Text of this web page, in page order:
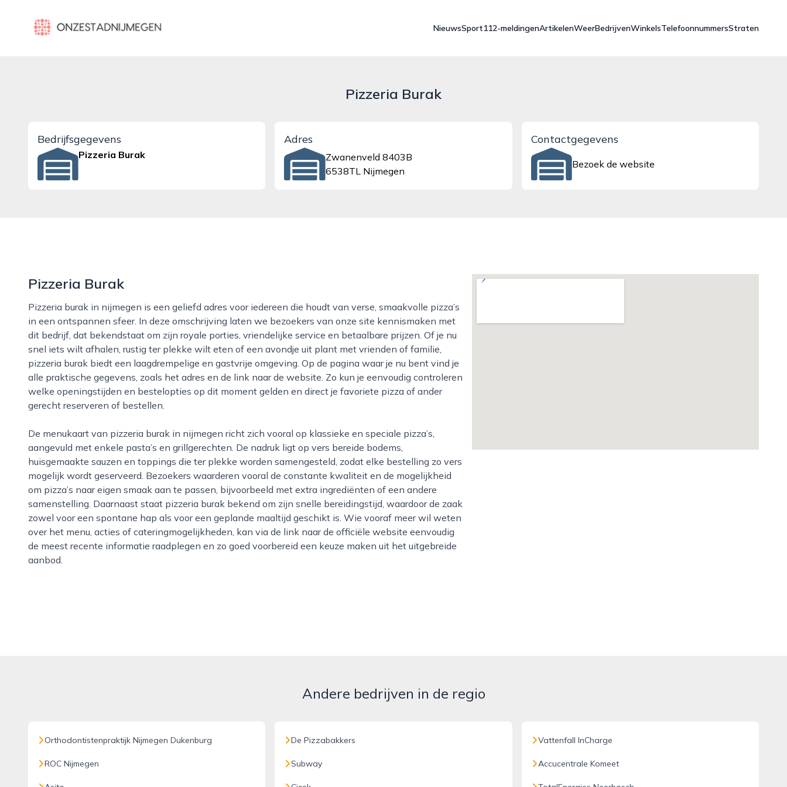
onzestadnijmegen.nl
NieuwsSport112-meldingenArtikelenWeerBedrijvenWinkelsTelefoonnummersStraten
Pizzeria Burak
Bedrijfsgegevens
Pizzeria Burak
Adres
Zwanenveld 8403B
6538TL Nijmegen
Contactgegevens
Bezoek de website
Pizzeria Burak
Pizzeria burak in nijmegen is een geliefd adres voor iedereen die houdt van verse, smaakvolle pizza’s
in een ontspannen sfeer. In deze omschrijving laten we bezoekers van onze site kennismaken met
dit bedrijf, dat bekendstaat om zijn royale porties, vriendelijke service en betaalbare prijzen. Of je nu
snel iets wilt afhalen, rustig ter plekke wilt eten of een avondje uit plant met vrienden of familie,
pizzeria burak biedt een laagdrempelige en gastvrije omgeving. Op de pagina waar je nu bent vind je
alle praktische gegevens, zoals het adres en de link naar de website. Zo kun je eenvoudig controleren
welke openingstijden en bestelopties op dit moment gelden en direct je favoriete pizza of ander
gerecht reserveren of bestellen.
De menukaart van pizzeria burak in nijmegen richt zich vooral op klassieke en speciale pizza’s,
aangevuld met enkele pasta’s en grillgerechten. De nadruk ligt op vers bereide bodems,
huisgemaakte sauzen en toppings die ter plekke worden samengesteld, zodat elke bestelling zo vers
mogelijk wordt geserveerd. Bezoekers waarderen vooral de constante kwaliteit en de mogelijkheid
om pizza’s naar eigen smaak aan te passen, bijvoorbeeld met extra ingrediënten of een andere
samenstelling. Daarnaast staat pizzeria burak bekend om zijn snelle bereidingstijd, waardoor de zaak
zowel voor een spontane hap als voor een geplande maaltijd geschikt is. Wie vooraf meer wil weten
over het menu, acties of cateringmogelijkheden, kan via de link naar de officiële website eenvoudig
de meest recente informatie raadplegen en zo goed voorbereid een keuze maken uit het uitgebreide
aanbod.
Andere bedrijven in de regio
Orthodontistenpraktijk Nijmegen Dukenburg
ROC Nijmegen
De Pizzabakkers
Subway
Vattenfall InCharge
Accucentrale Komeet